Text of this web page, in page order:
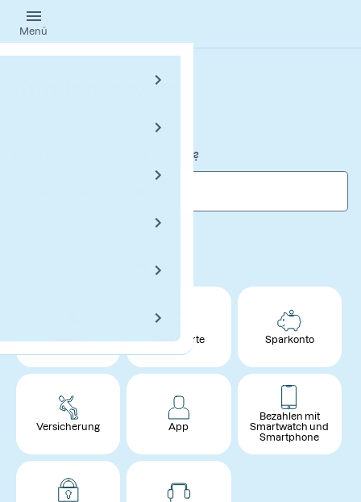
Springe
zum
Menü
Kundenservice
Womit können wir behilflich sein?
Kredit Kreditkarte Sparkonto
Versicherung App
Bezahlen mit
Smartwatch und
Smartphone